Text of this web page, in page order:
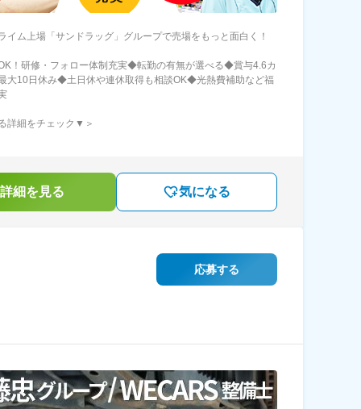
イム上場「サンドラッグ」グループで売場をもっと面白く！
！研修・フォロー体制充実◆転勤の有無が選べる◆賞与4.6カ
大10日休み◆土日休や連休取得も相談OK◆光熱費補助など福
詳細をチェック▼＞
細を見る 気になる
応募する